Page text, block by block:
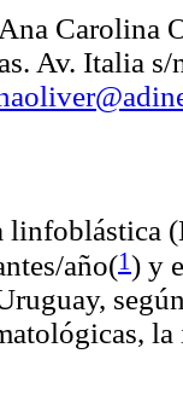
Carolina
Av. Italia
linfoblástica
año(1) y